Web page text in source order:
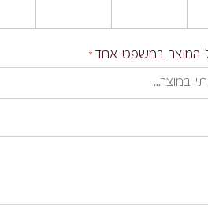
המוצר במשפט אחד